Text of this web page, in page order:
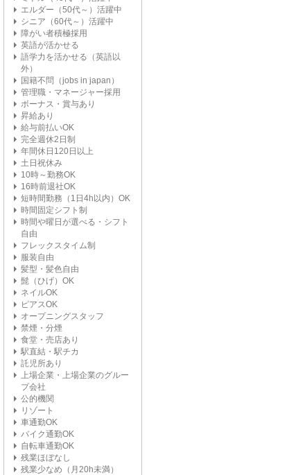
エルダー（50代～）活躍中
シニア（60代～）活躍中
障がい者積極採用
英語が活かせる
語学力を活かせる（英語以
外）
国籍不問（jobs in japan）
管理職・マネージャー採用
ボーナス・賞与あり
昇給あり
給与前払いOK
完全週休2日制
年間休日120日以上
土日祝休み
10時～勤務OK
16時前退社OK
短時間勤務（1日4h以内）OK
時間固定シフト制
時間や曜日が選べる・シフト
自由
フレックスタイム制
服装自由
髪型・髪色自由
髭（ひげ）OK
ネイルOK
ピアスOK
オープニングスタッフ
禁煙・分煙
食堂・売店あり
駅直結・駅チカ
託児所あり
上場企業・上場企業のグルー
プ会社
公的機関
リゾート
車通勤OK
バイク通勤OK
自転車通勤OK
残業ほぼなし
残業少なめ（月20h未満）